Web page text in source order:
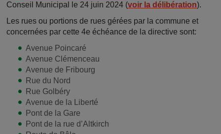
Conseil Municipal le 24 juin 2024 (voir la délibération).
Les rues ou portions de rues gérées par la commune et
concernées par cette 4e échéance de la directive sont:
Avenue Poincaré
Avenue Clémenceau
Avenue de Fribourg
Rue du Nord
Rue Golbéry
Avenue de la Liberté
Pont de la Gare
Pont de la rue d’Altkirch